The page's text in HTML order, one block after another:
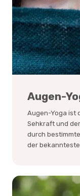
Augen-
Augen-Yoga ist
Sehkraft und
durch
der